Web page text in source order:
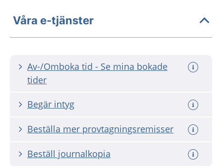
Våra e-tjänster
Av-/Omboka tid - Se mina bokade
tider
Begär intyg
Beställa mer provtagningsremisser
Beställ journalkopia